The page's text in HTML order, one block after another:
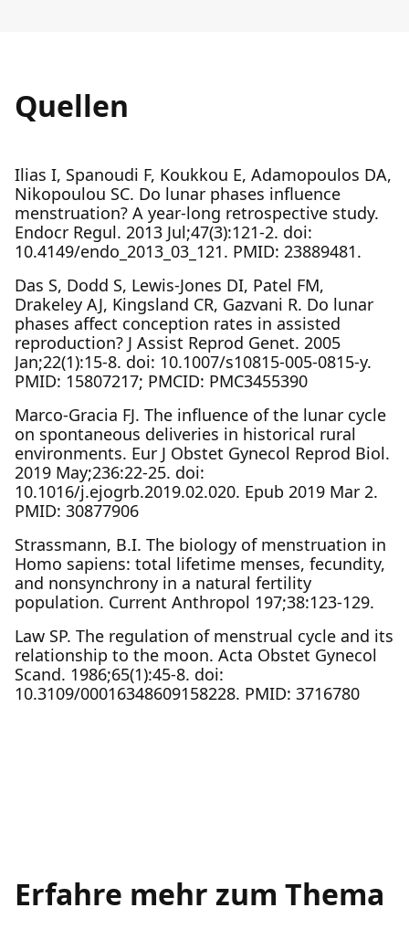
Quellen
Ilias I, Spanoudi F, Koukkou E, Adamopoulos DA,
Nikopoulou SC. Do lunar phases influence
menstruation? A year-long retrospective study.
Endocr Regul. 2013 Jul;47(3):121-2. doi:
10.4149/endo_2013_03_121. PMID: 23889481.
Das S, Dodd S, Lewis-Jones DI, Patel FM,
Drakeley AJ, Kingsland CR, Gazvani R. Do lunar
phases affect conception rates in assisted
reproduction? J Assist Reprod Genet. 2005
Jan;22(1):15-8. doi: 10.1007/s10815-005-0815-y.
PMID: 15807217; PMCID: PMC3455390
Marco-Gracia FJ. The influence of the lunar cycle
on spontaneous deliveries in historical rural
environments. Eur J Obstet Gynecol Reprod Biol.
2019 May;236:22-25. doi:
10.1016/j.ejogrb.2019.02.020. Epub 2019 Mar 2.
PMID: 30877906
Strassmann, B.I. The biology of menstruation in
Homo sapiens: total lifetime menses, fecundity,
and nonsynchrony in a natural fertility
population. Current Anthropol 197;38:123-129.
Law SP. The regulation of menstrual cycle and its
relationship to the moon. Acta Obstet Gynecol
Scand. 1986;65(1):45-8. doi:
10.3109/00016348609158228. PMID: 3716780
Erfahre mehr zum Thema